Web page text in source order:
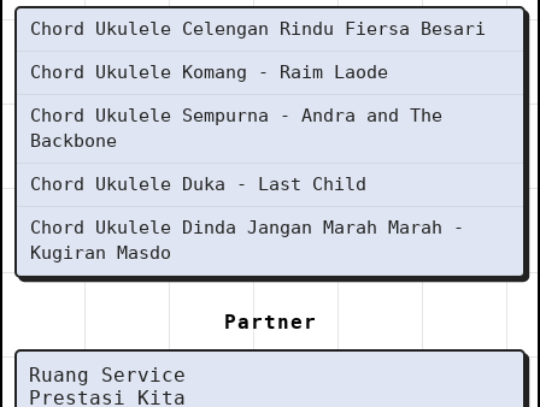
Chord Ukulele Celengan Rindu Fiersa Besari
Chord Ukulele Komang - Raim Laode
Chord Ukulele Sempurna - Andra and The
Backbone
Chord Ukulele Duka - Last Child
Chord Ukulele Dinda Jangan Marah Marah -
Kugiran Masdo
Partner
Ruang Service
Prestasi Kita